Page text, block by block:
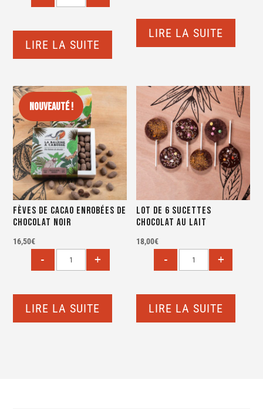
LIRE LA SUITE
LIRE LA SUITE
Nouveauté !
Fèves de cacao enrobées de
chocolat noir
16,50€
LIRE LA SUITE
Lot de 6 sucettes
Chocolat au lait
18,00€
LIRE LA SUITE